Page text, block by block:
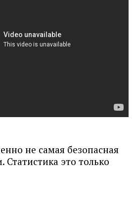
не самая безопасная
Статистика это только